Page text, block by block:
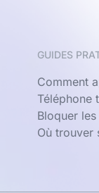
GUIDES
Comment
Téléphone
Bloquer
Où trouver